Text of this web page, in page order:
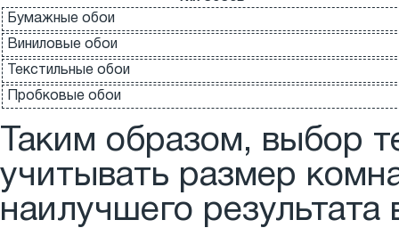
Бумажные обои
Виниловые обои
Текстильные обои
Пробковые обои
Таким образом, выбор
учитывать размер
наилучшего результата